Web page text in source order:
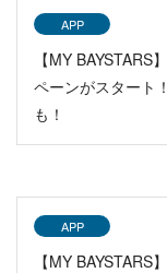
APP
【MY
ペーンがスタート
も！
APP
【MY